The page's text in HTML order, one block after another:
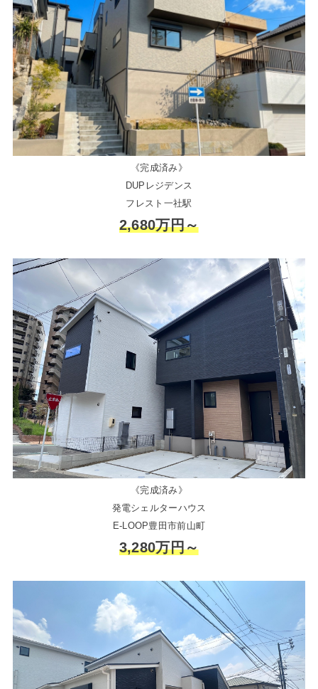
《完成済み》
DUPレジデンス
フレスト一社駅
2,680万円～
《完成済み》
発電シェルターハウス
E-LOOP豊田市前山町
3,280万円～